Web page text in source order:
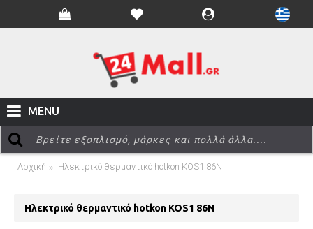
MENU
Αρχική Ηλεκτρικό θερμαντικό hotkon KOS1 86N
Ηλεκτρικό θερμαντικό hotkon KOS1 86N